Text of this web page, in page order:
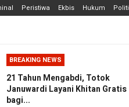
Peristiwa Ekbis Hukum
BREAKING NEWS
21 Tahun Mengabdi, Totok
Januwardi Layani Khitan Gratis
bagi...